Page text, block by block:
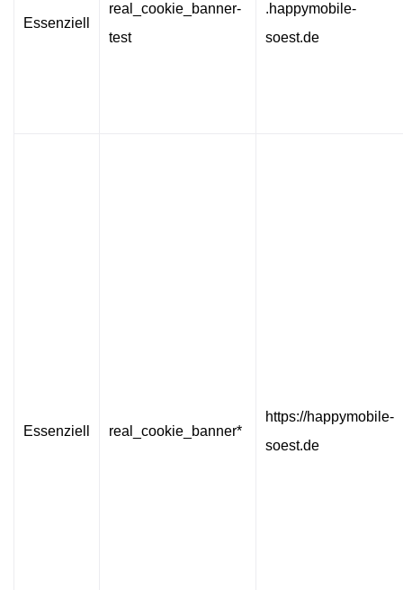
Essenziell
real_cookie_banner-
test
.happymobile-
soest.de
Essenziell real_cookie_banner*
https://happymobile-
soest.de